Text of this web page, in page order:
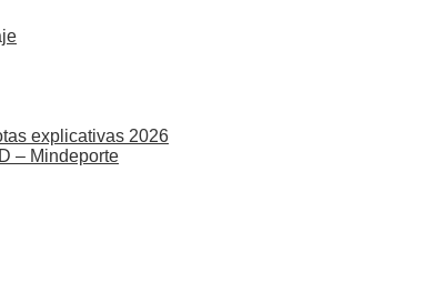
explicativas 2026
– Mindeporte